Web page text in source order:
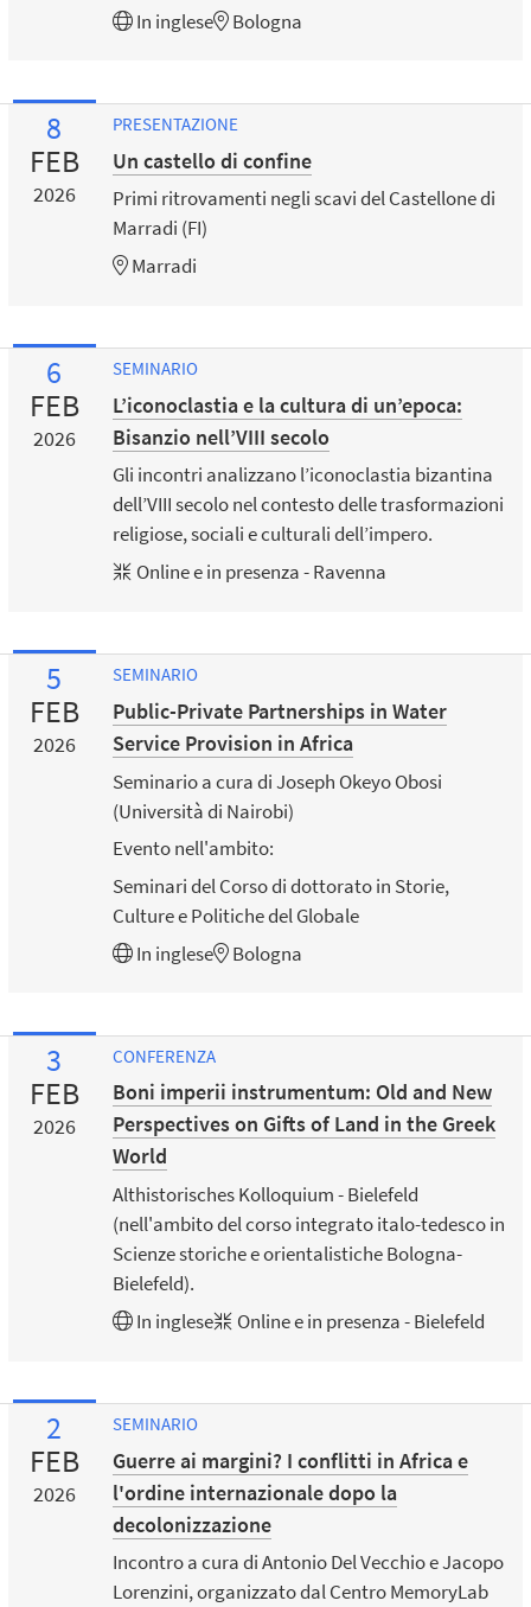
In inglese Bologna
8
FEB
2026
PRESENTAZIONE
Un castello di confine
Primi ritrovamenti negli scavi del Castellone di
Marradi (FI)
Marradi
6
FEB
2026
SEMINARIO
L’iconoclastia e la cultura di un’epoca:
Bisanzio nell’VIII secolo
Gli incontri analizzano l’iconoclastia bizantina
dell’VIII secolo nel contesto delle trasformazioni
religiose, sociali e culturali dell’impero.
Online e in presenza - Ravenna
5
FEB
2026
SEMINARIO
Public-Private Partnerships in Water
Service Provision in Africa
Seminario a cura di Joseph Okeyo Obosi
(Università di Nairobi)
Evento nell'ambito:
Seminari del Corso di dottorato in Storie,
Culture e Politiche del Globale
In inglese Bologna
3
FEB
2026
CONFERENZA
Boni imperii instrumentum: Old and New
Perspectives on Gifts of Land in the Greek
World
Althistorisches Kolloquium - Bielefeld
(nell'ambito del corso integrato italo-tedesco in
Scienze storiche e orientalistiche Bologna-
Bielefeld).
In inglese Online e in presenza - Bielefeld
2
FEB
2026
SEMINARIO
Guerre ai margini? I conflitti in Africa e
l'ordine internazionale dopo la
decolonizzazione
Incontro a cura di Antonio Del Vecchio e Jacopo
Lorenzini, organizzato dal Centro MemoryLab